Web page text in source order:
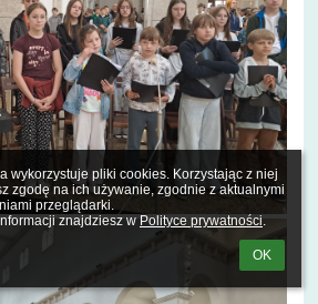
wykorzystuje pliki cookies. Korzystając z niej
zgodę na ich używanie, zgodnie z aktualnymi
przeglądarki.
znajdziesz w Polityce prywatności.
OK